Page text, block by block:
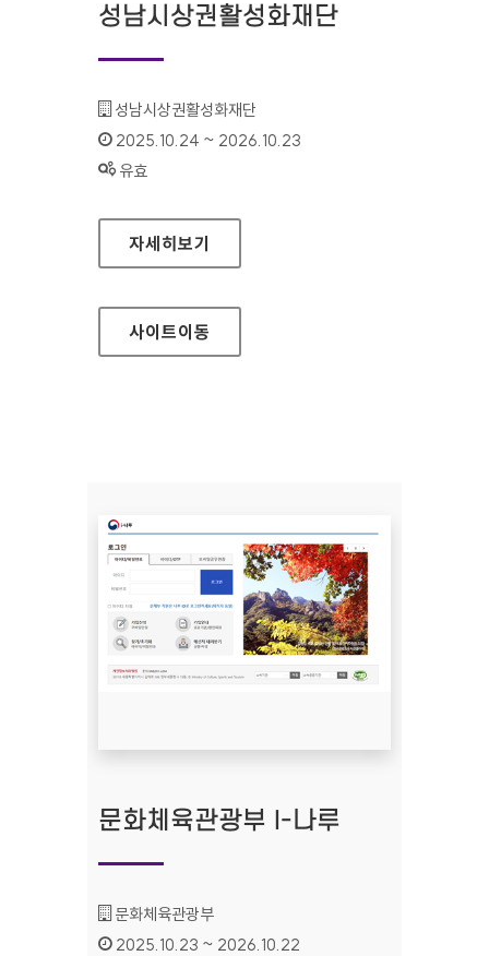
성남시상권활성화재단
기관명 :
성남시상권활성화재단
인증기간 :
2025.10.24 ~ 2026.10.23
상태 :
유효
성남시상권활성화재단
자세히보기
사이트이동
문화체육관광부 I-나루
기관명 :
문화체육관광부
인증기간 :
2025.10.23 ~ 2026.10.22